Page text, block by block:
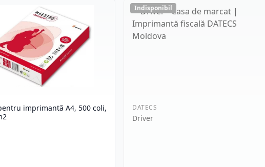
imprimantă A4, 500 coli,
Indisponibil
DATECS
Driver